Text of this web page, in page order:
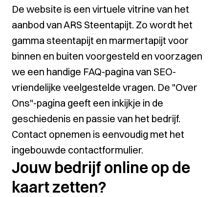
De website is een virtuele vitrine van het
aanbod van ARS Steentapijt. Zo wordt het
gamma steentapijt en marmertapijt voor
binnen en buiten voorgesteld en voorzagen
we een handige FAQ-pagina van SEO-
vriendelijke veelgestelde vragen. De "Over
Ons"-pagina geeft een inkijkje in de
geschiedenis en passie van het bedrijf.
Contact opnemen is eenvoudig met het
ingebouwde contactformulier.
Jouw bedrijf online op de
kaart zetten?